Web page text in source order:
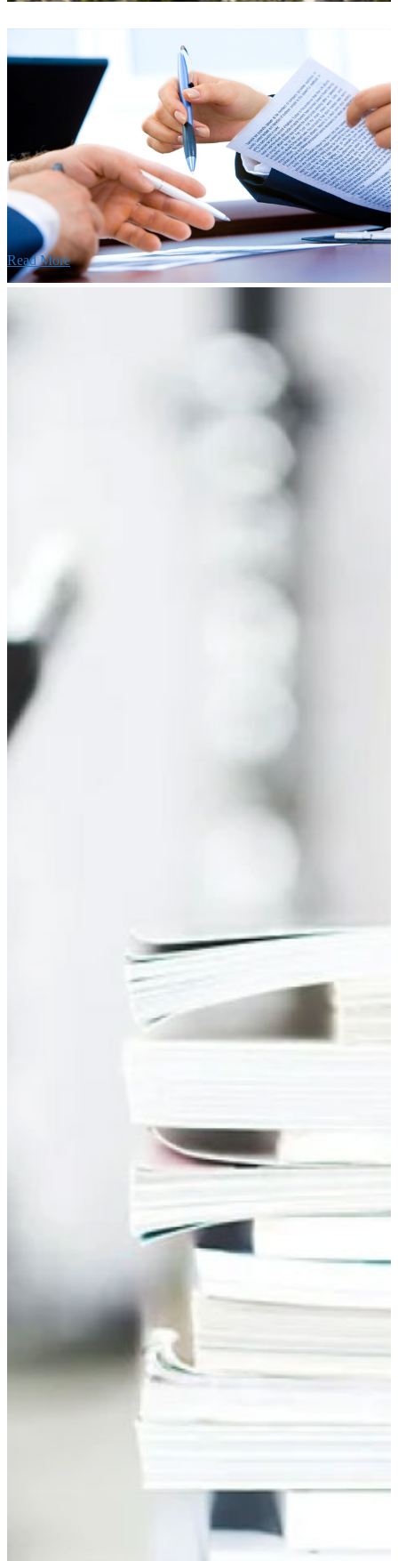
採用情報
あなたの実力を発揮してみませんか？幅広い人材
います。特に建設業の営業経験者、技術者の方を
す。
Read More